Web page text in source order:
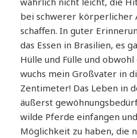
bei schwerer körperlicher
schaffen. In guter
das Essen in Brasilien, es
Hülle und Fülle und
wuchs mein Großvater in
Zentimeter! Das Leben in
äußerst
wilde Pferde einfangen
Möglichkeit zu haben, die